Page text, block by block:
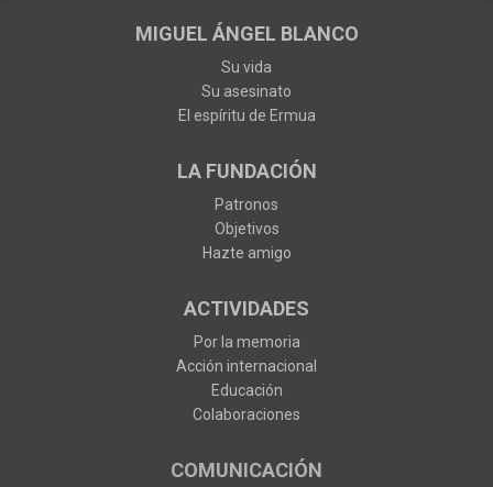
MIGUEL ÁNGEL BLANCO
Su vida
Su asesinato
El espíritu de Ermua
LA FUNDACIÓN
Patronos
Objetivos
Hazte amigo
ACTIVIDADES
Por la memoria
Acción internacional
Educación
Colaboraciones
COMUNICACIÓN